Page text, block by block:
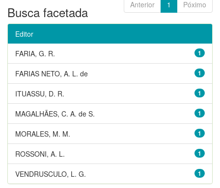
Anterior 1 Póximo
Busca facetada
Editor
1
FARIA, G. R.
1
FARIAS NETO, A. L. de
1
ITUASSU, D. R.
1
MAGALHÃES, C. A. de S.
1
MORALES, M. M.
1
ROSSONI, A. L.
1
VENDRUSCULO, L. G.